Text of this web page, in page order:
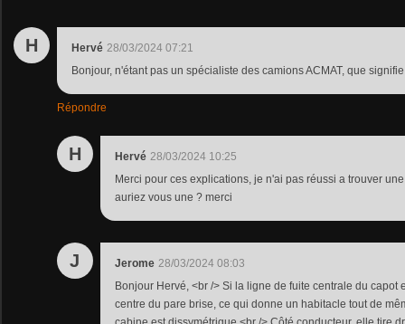
H Hervé 28/03/2024 07:21
Bonjour, n'étant pas un spécialiste des camions ACMAT, que
Répondre
H Hervé 28/03/2024 10:25
Merci pour ces explications, je n'ai pas réussi a trouver
auriez vous une ? merci
J Jerome 28/03/2024 08:03
Bonjour Hervé, <br /> Si la ligne de fuite centrale du capot
centre du pare brise, ce qui donne un habitacle tout de